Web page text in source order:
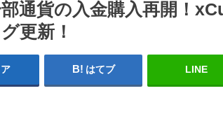
通貨の入金購入再開！
更新！
はてブ LINE